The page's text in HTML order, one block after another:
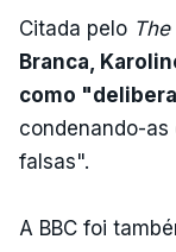
Citada pelo
Branca,
como
condenando-
falsas".
A BBC foi